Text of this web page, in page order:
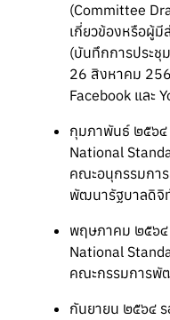
(Committee
เกี่ยวข้องหรือผู้มี
(บันทึกการประชุ
26 สิงหาคม
Facebook และ
กุมภาพันธ์ ๒๕๖๔
National
คณะอนุกรรมกา
พัฒนารัฐบาลดิจิ
พฤษภาคม ๒๕๖๔
National
คณะกรรมการพั
กันยายน ๒๕๖๔